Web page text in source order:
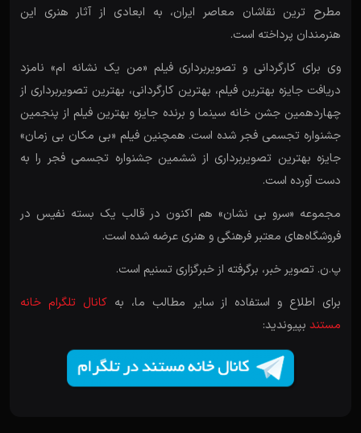
مطرح ترین نقاشان معاصر ایران، به ابعادی از آثار هنری این
هنرمندان پرداخته است.
وی برای کارگردانی و تصویربرداری فیلم «من یک نشانه ام» نامزد
دریافت جایزه بهترین فیلم، بهترین کارگردانی، بهترین تصویربرداری از
چهاردهمین جشن خانه سینما و برنده جایزه بهترین فیلم از پنجمین
جشنواره تجسمی فجر شده است. همچنین فیلم «بی مکان بی زمان»
جایزه بهترین تصویربرداری از ششمین جشنواره تجسمی فجر را به
دست آورده است.
مجموعه «سرو بی نشان» هم اکنون در قالب یک بسته نفیس در
فروشگاه‌های معتبر فرهنگی و هنری عرضه شده است.
پ.ن. تصویر خبر، برگرفته از خبرگزاری تسنیم است.
برای اطلاع و استفاده از سایر مطالب ما، به کانال تلگرام خانه
مستندبپیوندید: